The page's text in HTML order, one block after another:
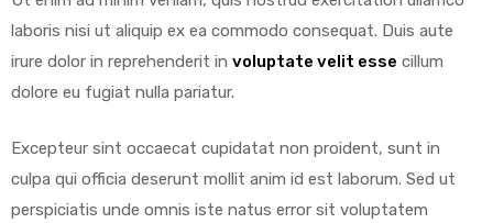
laboris nisi ut aliquip ex ea commodo consequat. Duis aute
irure dolor in reprehenderit in voluptate velit esse cillum
dolore eu fugiat nulla pariatur.
Excepteur sint occaecat cupidatat non proident, sunt in
culpa qui officia deserunt mollit anim id est laborum. Sed ut
perspiciatis unde omnis iste natus error sit voluptatem